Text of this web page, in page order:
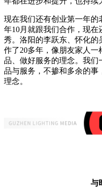
现在我们还有创业第一年的
年10月就跟我们合作，现
秀。洛阳的李跃东、怀化的
作了20多年，像朋友家人
品、做好服务的理念。我
品与服务，不掺和多余的事
理念。
与